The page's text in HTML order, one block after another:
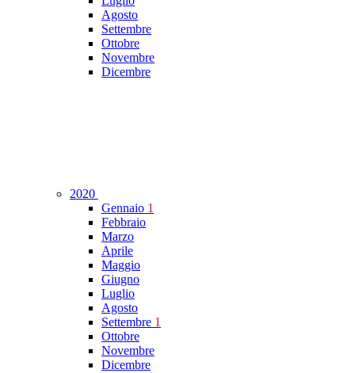
Agosto
Settembre
Ottobre
Novembre
Dicembre
2020
Gennaio 1
Febbraio
Marzo
Aprile
Maggio
Giugno
Luglio
Agosto
Settembre 1
Ottobre
Novembre
Dicembre